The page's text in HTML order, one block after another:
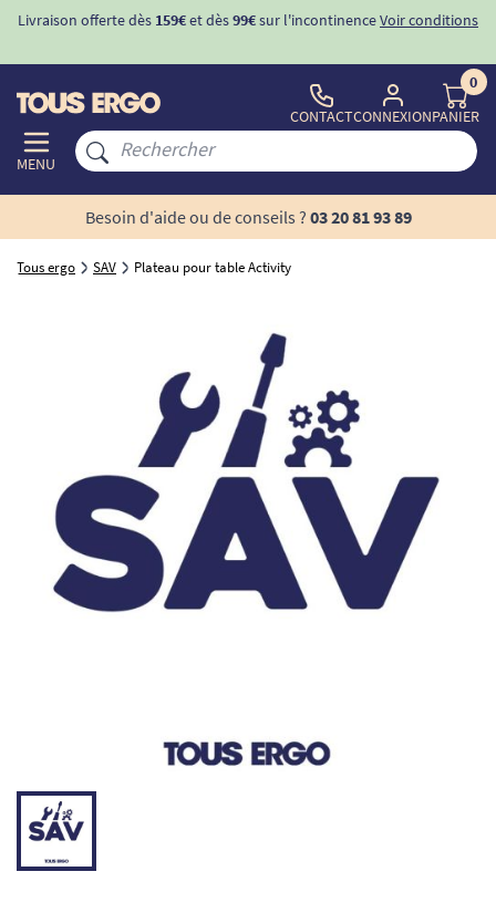
Livraison offerte dès 159€et dès99€sur l'incontinenceVoir conditions
MENU
CONTACTCONNEXION
0
PANIER
Besoin d'aide ou de conseils ? 03 20 81 93 89
Tous ergo SAV Plateau pour table Activity